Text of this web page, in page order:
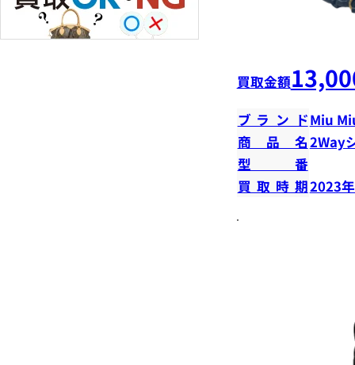
買取金額
ブランドMiu
商品名2Way
型番
買取時期2023